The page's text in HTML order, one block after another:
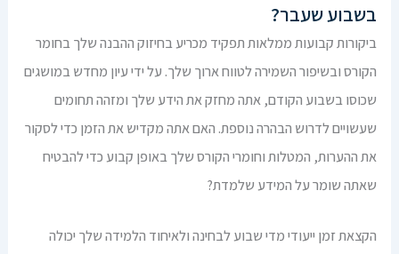
בשבוע שעבר?
ביקורות קבועות ממלאות תפקיד מכריע בחיזוק ההבנה שלך בחומר
הקורס ובשיפור השמירה לטווח ארוך שלך. על ידי עיון מחדש במושגים
שכוסו בשבוע הקודם, אתה מחזק את הידע שלך ומזהה תחומים
שעשויים לדרוש הבהרה נוספת. האם אתה מקדיש את הזמן כדי לסקור
את ההערות, המטלות וחומרי הקורס שלך באופן קבוע כדי להבטיח
שאתה שומר על המידע שלמדת?
הקצאת זמן ייעודי מדי שבוע לבחינה ולאיחוד הלמידה שלך יכולה